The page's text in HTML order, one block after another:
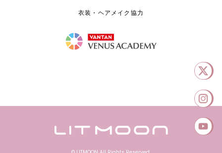
衣装・ヘアメイク協力